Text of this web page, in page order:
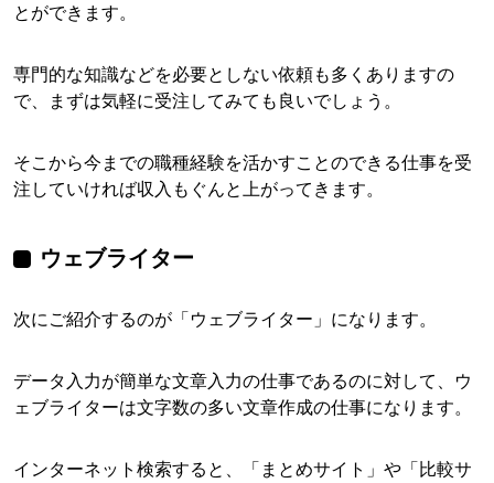
とができます。
専門的な知識などを必要としない依頼も多くありますの
で、まずは気軽に受注してみても良いでしょう。
そこから今までの職種経験を活かすことのできる仕事を受
注していければ収入もぐんと上がってきます。
ウェブライター
次にご紹介するのが「ウェブライター」になります。
データ入力が簡単な文章入力の仕事であるのに対して、ウ
ェブライターは文字数の多い文章作成の仕事になります。
インターネット検索すると、「まとめサイト」や「比較サ